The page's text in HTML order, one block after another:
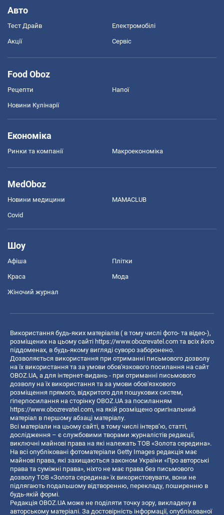
Авто
Тест Драйв Електромобілі
Акції Сервіс
Food Oboz
Рецепти Напої
Новини Кулінарії
Економіка
Ринки та компанії Макроекономіка
MedOboz
Новини медицини MAMACLUB
Covid
Шоу
Афіша Плітки
Краса Мода
Жіночий журнал
Використання будь-яких матеріалів ( в тому числі фото- та відео-),
розміщених на цьому сайті https://www.obozrevatel.com та всіх його
піддоменах, в будь-якому вигляді суворо заборонено.
Дозволяється використання при отриманні письмового дозволу
на їх використання та за умови обов'язкового посилання на сайт
OBOZ.UA, а для інтернет-видань - при отриманні письмового
дозволу на їх використання та за умови обов'язкового
розміщення прямого, відкритого для пошукових систем,
гіперпосилання на сторінку OBOZ.UA за посиланням
https://www.obozrevatel.com, на якій розміщено оригінальний
матеріал в першому абзаці матеріалу.
Всі матеріали на цьому сайті, в тому числі інтерв’ю, статті,
дослідження – є службовими творами журналістів редакції,
виключні майнові права на які належать ТОВ «Золота середина».
На всі опубліковані фотоматеріали Getty Images редакція має
майнові права, які захищаються законом України «Про авторські
права та суміжні права», ніхто не має права без письмового
дозволу ТОВ «Золота середина» їх використовувати, вони не
підлягають подальшому відтворенню, перекладу, поширенню в
будь-якій формі.
Редакція OBOZ.UA може не поділяти точку зору, викладену в
авторському матеріалі. За достовірність інформації, опублікованої